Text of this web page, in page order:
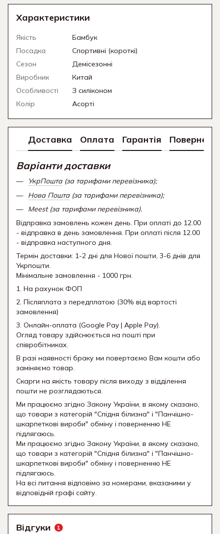
Характеристики
Якість
Бамбук
Посадка
Спортивні (короткі)
Сезон
Демісезонні
Виробник
Китай
Особливості
З силіконом
Колір
Асорті
Доставка Оплата Гарантія
Варіанти доставки
УкрПошта (за тарифами перевізника);
Нова Пошта (за тарифами перевізника);
Meest (за тарифами перевізника).
Відправка замовлень кожен день. При оплаті до 12.00
- відправка в день замовлення. При оплаті після 12.00
- відправка наступного дня.
Термін доставки: 1-2 дні для Нової пошти, 3-6 днів для
Укрпошти.
Мінімальне замовлення - 1000 грн.
1. На рахунок ФОП
2. Післяплата з передплатою (30% від вартості
замовлення)
3. Онлайн-оплата (Google Pay | Apple Pay).
Огляд товару здійснюється на пошті при
співробітниках.
В разі наявності браку ми повертаємо Вам кошти або
заміняємо товар.
Скарги на якість товару після виходу з відділення
пошти не розглядаються.
Ми працюємо згідно Закону України, в якому сказано,
що товари з категорій "Спідня білизна" і "Панчішно-
шкарпеткові вироби" обміну і поверненню НЕ
підлягаюсь.
Ми працюємо згідно Закону України, в якому сказано,
що товари з категорій "Спідня білизна" і "Панчішно-
шкарпеткові вироби" обміну і поверненню НЕ
підлягаюсь.
На всі питання відповімо за номерами, вказаними у
відповідній графі сайту.
Відгуки 1